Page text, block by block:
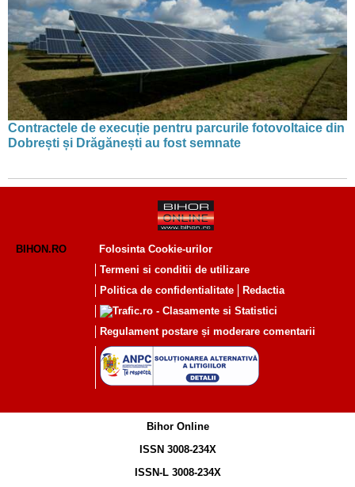
Contractele de execuție pentru parcurile fotovoltaice din
Dobrești și Drăgănești au fost semnate
BIHON.RO
Folosinta Cookie-urilor
Termeni si conditii de utilizare
Politica de confidentialitate
Redactia
Regulament postare și moderare comentarii
Bihor Online
ISSN 3008-234X
ISSN-L 3008-234X